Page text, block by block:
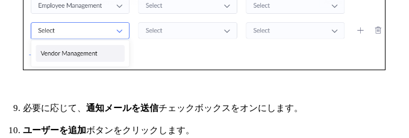
必要に応じて、 通知メールを送信チェックボックスをオンにします。
ユーザーを追加ボタンをクリックします。